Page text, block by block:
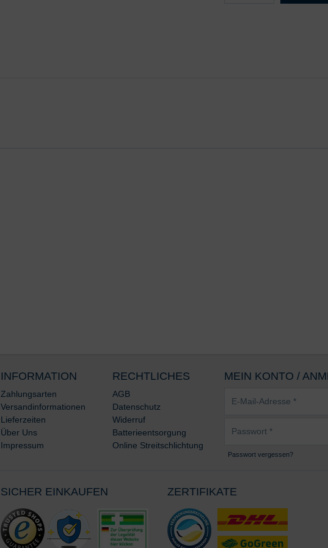
INFORMATION
Zahlungsarten
Versandinformationen
Lieferzeiten
Über Uns
Impressum
RECHTLICHES
AGB
Datenschutz
Widerruf
Batterieentsorgung
Online Streitschlichtung
MEIN KONTO /
Mail-
Passwort vergessen?
SICHER EINKAUFEN ZERTIFIKATE